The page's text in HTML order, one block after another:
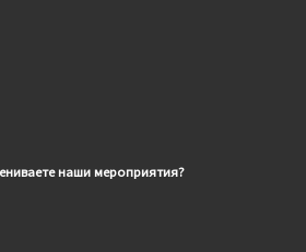
наши мероприятия?